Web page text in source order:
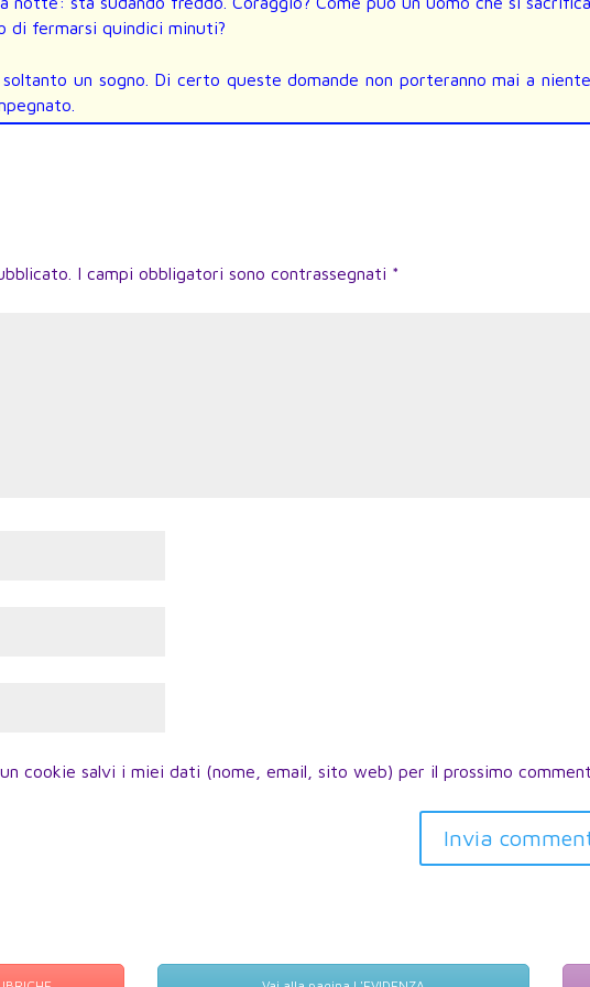
di fermarsi quindici minuti?
un sogno. Di certo queste domande non porteranno mai a
I campi obbligatori sono contrassegnati *
cookie salvi i miei dati (nome, email, sito web) per il prossimo
Invia